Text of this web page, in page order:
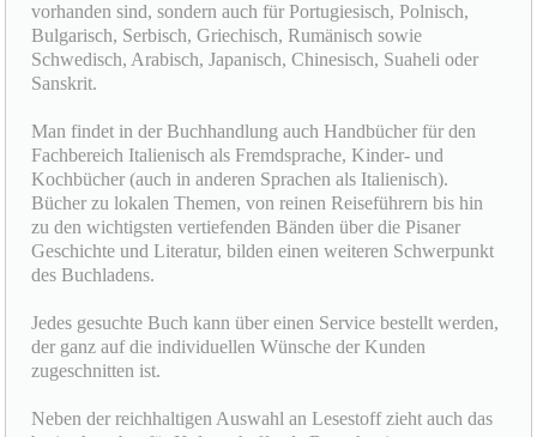
vorhanden sind, sondern auch für Portugiesisch, Polnisch,
Bulgarisch, Serbisch, Griechisch, Rumänisch sowie
Schwedisch, Arabisch, Japanisch, Chinesisch, Suaheli oder
Sanskrit.
Man findet in der Buchhandlung auch Handbücher für den
Fachbereich Italienisch als Fremdsprache, Kinder- und
Kochbücher (auch in anderen Sprachen als Italienisch).
Bücher zu lokalen Themen, von reinen Reiseführern bis hin
zu den wichtigsten vertiefenden Bänden über die Pisaner
Geschichte und Literatur, bilden einen weiteren Schwerpunkt
des Buchladens.
Jedes gesuchte Buch kann über einen Service bestellt werden,
der ganz auf die individuellen Wünsche der Kunden
zugeschnitten ist.
Neben der reichhaltigen Auswahl an Lesestoff zieht auch das